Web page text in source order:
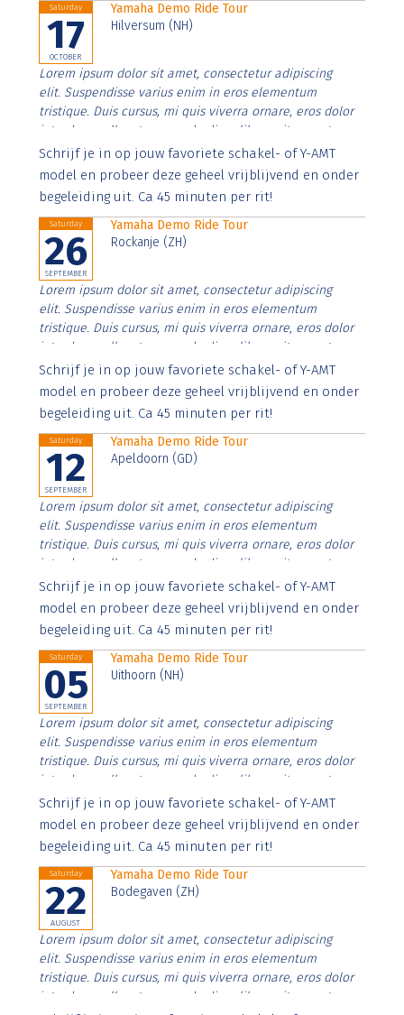
Saturday
17
OCTOBER
Yamaha Demo Ride Tour
Hilversum (NH)
Lorem ipsum dolor sit amet, consectetur adipiscing
elit. Suspendisse varius enim in eros elementum
tristique. Duis cursus, mi quis viverra ornare, eros dolor
interdum nulla, ut commodo diam libero vitae erat.
Aenean faucibus nibh et justo cursus id rutrum lorem
imperdiet. Nunc ut sem vitae risus tristique posuere.
Schrijf je in op jouw favoriete schakel- of Y-AMT
model en probeer deze geheel vrijblijvend en onder
begeleiding uit. Ca 45 minuten per rit!
Saturday
26
SEPTEMBER
Yamaha Demo Ride Tour
Rockanje (ZH)
Lorem ipsum dolor sit amet, consectetur adipiscing
elit. Suspendisse varius enim in eros elementum
tristique. Duis cursus, mi quis viverra ornare, eros dolor
interdum nulla, ut commodo diam libero vitae erat.
Aenean faucibus nibh et justo cursus id rutrum lorem
imperdiet. Nunc ut sem vitae risus tristique posuere.
Schrijf je in op jouw favoriete schakel- of Y-AMT
model en probeer deze geheel vrijblijvend en onder
begeleiding uit. Ca 45 minuten per rit!
Saturday
12
SEPTEMBER
Yamaha Demo Ride Tour
Apeldoorn (GD)
Lorem ipsum dolor sit amet, consectetur adipiscing
elit. Suspendisse varius enim in eros elementum
tristique. Duis cursus, mi quis viverra ornare, eros dolor
interdum nulla, ut commodo diam libero vitae erat.
Aenean faucibus nibh et justo cursus id rutrum lorem
imperdiet. Nunc ut sem vitae risus tristique posuere.
Schrijf je in op jouw favoriete schakel- of Y-AMT
model en probeer deze geheel vrijblijvend en onder
begeleiding uit. Ca 45 minuten per rit!
Saturday
05
SEPTEMBER
Yamaha Demo Ride Tour
Uithoorn (NH)
Lorem ipsum dolor sit amet, consectetur adipiscing
elit. Suspendisse varius enim in eros elementum
tristique. Duis cursus, mi quis viverra ornare, eros dolor
interdum nulla, ut commodo diam libero vitae erat.
Aenean faucibus nibh et justo cursus id rutrum lorem
imperdiet. Nunc ut sem vitae risus tristique posuere.
Schrijf je in op jouw favoriete schakel- of Y-AMT
model en probeer deze geheel vrijblijvend en onder
begeleiding uit. Ca 45 minuten per rit!
Saturday
22
AUGUST
Yamaha Demo Ride Tour
Bodegaven (ZH)
Lorem ipsum dolor sit amet, consectetur adipiscing
elit. Suspendisse varius enim in eros elementum
tristique. Duis cursus, mi quis viverra ornare, eros dolor
interdum nulla, ut commodo diam libero vitae erat.